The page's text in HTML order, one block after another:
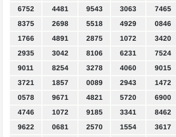
6752
4481 9543 3063 7465
8375
2698 5518 4929 0846
1766
4891 2875 1072 3420
2935
3042 8106 6231 7524
9011
8254 3278 4060 9015
3721
1857 0089 2943 1472
0578
9671 4821 5720 6900
4746
1072 9185 3341 8462
9622
0681 2570 1554 3617